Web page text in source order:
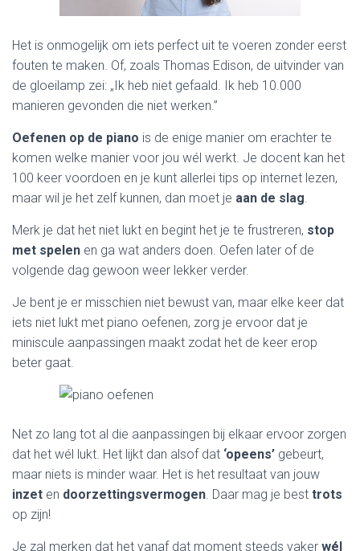
Het is onmogelijk om iets perfect uit te voeren zonder eerst
fouten te maken. Of, zoals Thomas Edison, de uitvinder van
de gloeilamp zei: „Ik heb niet gefaald. Ik heb 10.000
manieren gevonden die niet werken.”
Oefenen op de piano is de enige manier om erachter te
komen welke manier voor jou wél werkt. Je docent kan het
100 keer voordoen en je kunt allerlei tips op internet lezen,
maar wil je het zelf kunnen, dan moet je aan de slag.
Merk je dat het niet lukt en begint het je te frustreren, stop
met spelen en ga wat anders doen. Oefen later of de
volgende dag gewoon weer lekker verder.
Je bent je er misschien niet bewust van, maar elke keer dat
iets niet lukt met piano oefenen, zorg je ervoor dat je
miniscule aanpassingen maakt zodat het de keer erop
beter gaat.
Net zo lang tot al die aanpassingen bij elkaar ervoor zorgen
dat het wél lukt. Het lijkt dan alsof dat ‘opeens’ gebeurt,
maar niets is minder waar. Het is het resultaat van jouw
inzet en doorzettingsvermogen. Daar mag je best trots
op zijn!
Je zal merken dat het vanaf dat moment steeds vaker wél